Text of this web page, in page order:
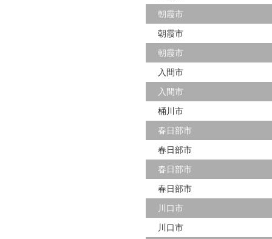
朝霞市
朝霞市
朝霞市
入間市
入間市
桶川市
春日部市
春日部市
春日部市
春日部市
川口市
川口市